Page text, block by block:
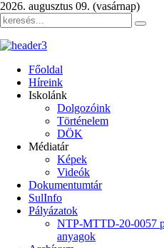
2026. augusztus 09. (vasárnap)
Főoldal
Híreink
Iskolánk
Dolgozóink
Történelem
DÖK
Médiatár
Képek
Videók
Dokumentumtár
SulInfo
Pályázatok
NTP-MTTD-20-0057
anyagok